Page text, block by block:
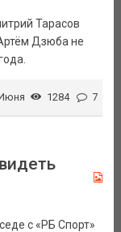
Тарасов
Дзюба не
1284 7
с «РБ Спорт»